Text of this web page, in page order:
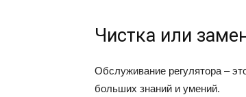
Чистка или
Обслуживание регулятора –
больших знаний и умений.